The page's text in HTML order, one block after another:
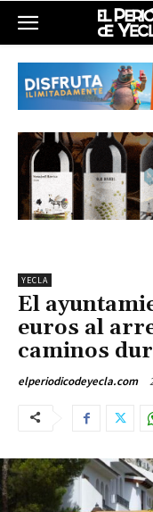
YECLA
El
euros al
caminos
elperiodicodeyecla.com